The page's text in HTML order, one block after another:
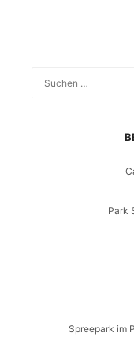
Park
Spreepark im